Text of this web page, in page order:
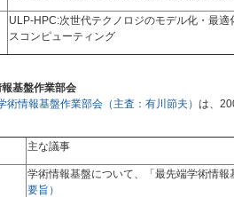
ULP-HPC:次世代テクノロジのモデル化・最
スコンピューティング
基盤作業部会
術情報基盤作業部会（主査：有川節夫） は、
主な議事
学術情報基盤について、「最先端学術情
要旨）